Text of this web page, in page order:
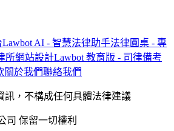
Lawbot AI - 智慧法律助手法律圓桌 - 專
所網站設計Lawbot 教育版 - 司律備考
關於我們聯絡我們
訊，不構成任何具體法律建議
司 保留一切權利